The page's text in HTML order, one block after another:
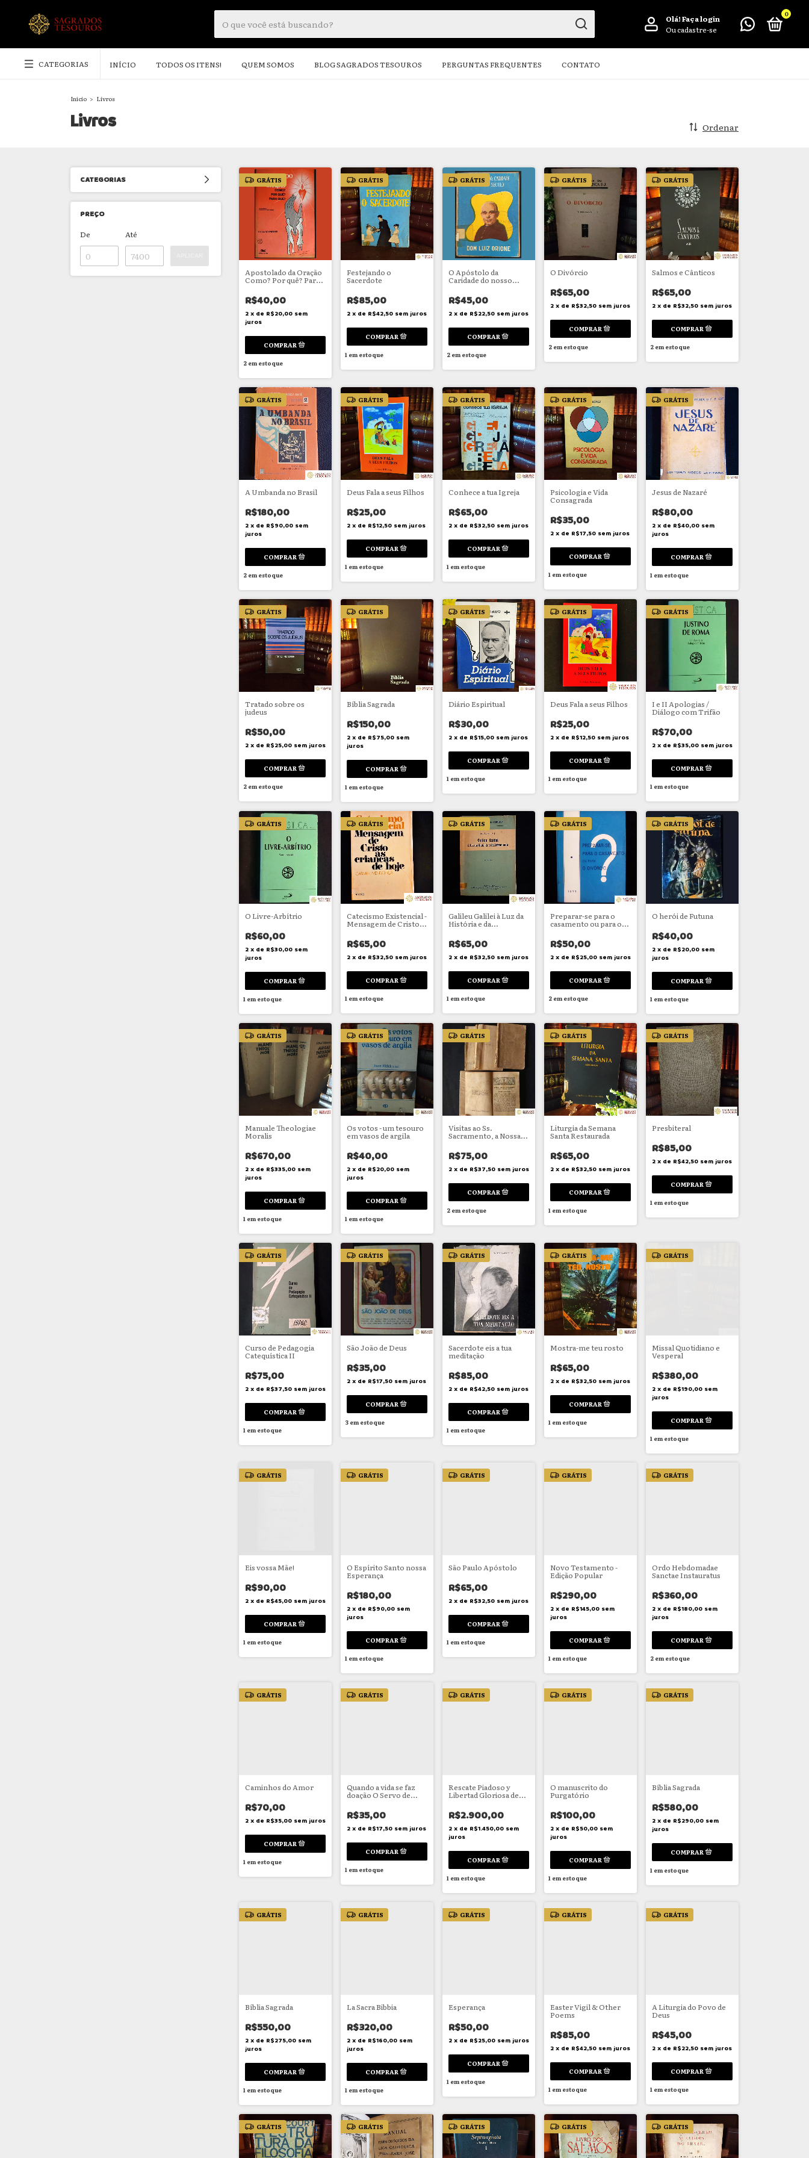
Olá!Faça login
Ou cadastre-se
0
CATEGORIAS INÍCIO TODOS OS ITENS! QUEM SOMOS BLOG SAGRADOS TESOUROS PERGUNTAS FREQUENTES CONTATO
Início > Livros
Livros Ordenar
CATEGORIAS
PREÇO
De Até
GRÁTIS
Apostolado da Oração
Como? Por quê? Para
R$40,00
2 x de R$20,00 sem
juros
2em estoque
GRÁTIS
Festejando o
Sacerdote
R$85,00
2 x de R$42,50 sem juros
1em estoque
GRÁTIS
O Apóstolo da
Caridade do nosso
R$45,00
2 x de R$22,50 sem juros
2em estoque
GRÁTIS
O Divórcio
R$65,00
2 x de R$32,50 sem juros
2em estoque
GRÁTIS
Salmos e Cânticos
R$65,00
2 x de R$32,50 sem juros
2em estoque
GRÁTIS
A Umbanda no Brasil
R$180,00
2 x de R$90,00 sem
juros
2em estoque
GRÁTIS
Deus Fala a seus Filhos
R$25,00
2 x de R$12,50 sem juros
1em estoque
GRÁTIS
Conhece a tua Igreja
R$65,00
2 x de R$32,50 sem juros
1em estoque
GRÁTIS
Psicologia e Vida
Consagrada
R$35,00
2 x de R$17,50 sem juros
1em estoque
GRÁTIS
Jesus de Nazaré
R$80,00
2 x de R$40,00 sem
juros
1em estoque
GRÁTIS
Tratado sobre os
judeus
R$50,00
2 x de R$25,00 sem juros
2em estoque
GRÁTIS
Bíblia Sagrada
R$150,00
2 x de R$75,00 sem
juros
1em estoque
GRÁTIS
Diário Espiritual
R$30,00
2 x de R$15,00 sem juros
1em estoque
GRÁTIS
Deus Fala a seus Filhos
R$25,00
2 x de R$12,50 sem juros
1em estoque
GRÁTIS
I e II Apologias /
Diálogo com Trifão
R$70,00
2 x de R$35,00 sem juros
1em estoque
GRÁTIS
O Livre-Arbítrio
R$60,00
2 x de R$30,00 sem
juros
1em estoque
GRÁTIS
Catecismo Existencial -
Mensagem de Cristo
às crianças de hoje
R$65,00
2 x de R$32,50 sem juros
1em estoque
GRÁTIS
Galileu Galilei à Luz da
História e da
R$65,00
2 x de R$32,50 sem juros
1em estoque
GRÁTIS
Preparar-se para o
casamento ou para o
R$50,00
2 x de R$25,00 sem juros
2em estoque
GRÁTIS
O herói de Futuna
R$40,00
2 x de R$20,00 sem
juros
1em estoque
GRÁTIS
Manuale Theologiae
Moralis
R$670,00
2 x de R$335,00 sem
juros
1em estoque
GRÁTIS
Os votos - um tesouro
em vasos de argila
R$40,00
2 x de R$20,00 sem
juros
1em estoque
GRÁTIS
Visitas ao Ss.
Sacramento, a Nossa
Senhora e São José
R$75,00
2 x de R$37,50 sem juros
2em estoque
GRÁTIS
Liturgia da Semana
Santa Restaurada
R$65,00
2 x de R$32,50 sem juros
1em estoque
GRÁTIS
Presbiteral
R$85,00
2 x de R$42,50 sem juros
1em estoque
GRÁTIS
Curso de Pedagogia
Catequística II
R$75,00
2 x de R$37,50 sem juros
1em estoque
GRÁTIS
São João de Deus
R$35,00
2 x de R$17,50 sem juros
3em estoque
GRÁTIS
Sacerdote eis a tua
meditação
R$85,00
2 x de R$42,50 sem juros
1em estoque
GRÁTIS
Mostra-me teu rosto
R$65,00
2 x de R$32,50 sem juros
1em estoque
GRÁTIS
Missal Quotidiano e
Vesperal
R$380,00
2 x de R$190,00 sem
juros
1em estoque
GRÁTIS
Eis vossa Mãe!
R$90,00
2 x de R$45,00 sem juros
1em estoque
GRÁTIS
O Espírito Santo nossa
Esperança
R$180,00
2 x de R$90,00 sem
juros
1em estoque
GRÁTIS
São Paulo Apóstolo
R$65,00
2 x de R$32,50 sem juros
1em estoque
GRÁTIS
Novo Testamento -
Edição Popular
R$290,00
2 x de R$145,00 sem
juros
1em estoque
GRÁTIS
Ordo Hebdomadae
Sanctae Instauratus
R$360,00
2 x de R$180,00 sem
juros
2em estoque
GRÁTIS
Caminhos do Amor
R$70,00
2 x de R$35,00 sem juros
1em estoque
GRÁTIS
Quando a vida se faz
doação O Servo de
Deus
R$35,00
2 x de R$17,50 sem juros
1em estoque
GRÁTIS
Rescate Piadoso y
Libertad Gloriosa de
Purgatorio
R$2.900,00
2 x de R$1.450,00 sem
juros
1em estoque
GRÁTIS
O manuscrito do
Purgatório
R$100,00
2 x de R$50,00 sem
juros
1em estoque
GRÁTIS
Bíblia Sagrada
R$580,00
2 x de R$290,00 sem
juros
1em estoque
GRÁTIS
Bíblia Sagrada
R$550,00
2 x de R$275,00 sem
juros
1em estoque
GRÁTIS
La Sacra Bibbia
R$320,00
2 x de R$160,00 sem
juros
1em estoque
GRÁTIS
Esperança
R$50,00
2 x de R$25,00 sem juros
1em estoque
GRÁTIS
Easter Vigil & Other
Poems
R$85,00
2 x de R$42,50 sem juros
1em estoque
GRÁTIS
A Liturgia do Povo de
Deus
R$45,00
2 x de R$22,50 sem juros
1em estoque
GRÁTIS GRÁTIS GRÁTIS GRÁTIS GRÁTIS